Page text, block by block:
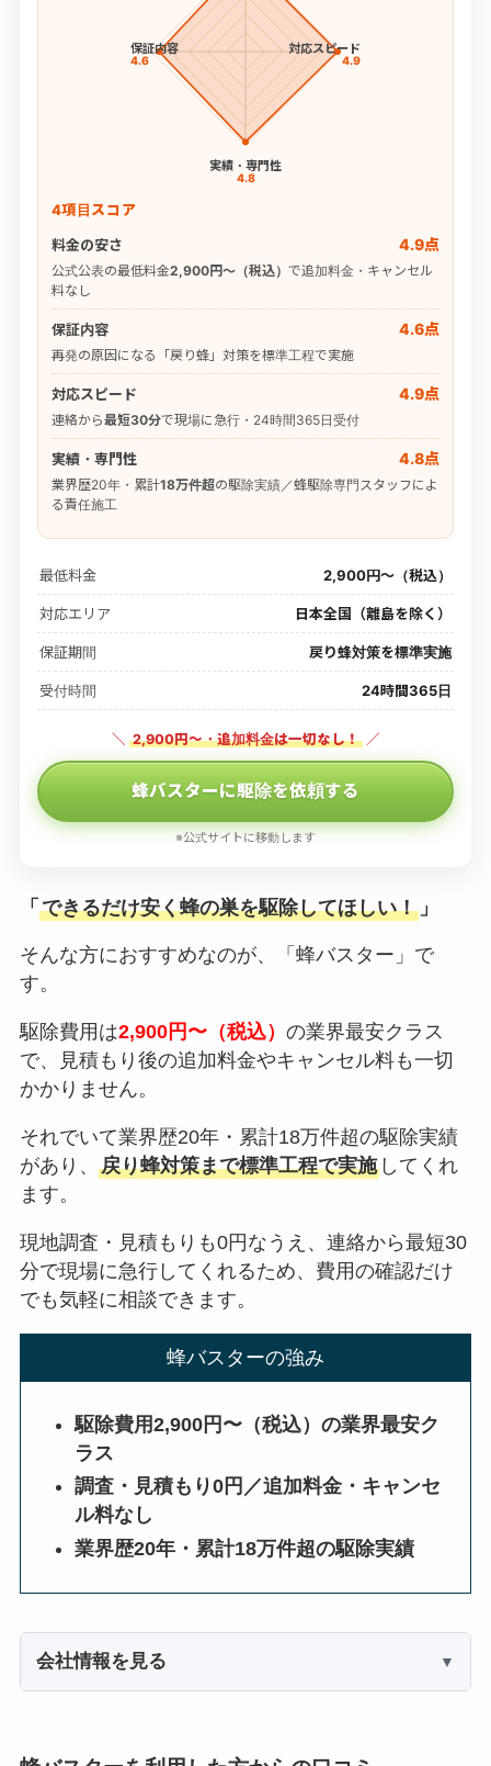
対応スピード
4.9
実績・専門性
4.8
保証内容
4.6
4項目スコア
料金の安さ
4.9点
公式公表の最低料金2,900円〜（税込） で追加料金・キャンセル
料なし
保証内容 4.6点
再発の原因になる「戻り蜂」対策を標準工程で実施
対応スピード 4.9点
連絡から最短30分で現場に急行・24時間365日受付
実績・専門性 4.8点
業界歴20年・累計18万件超の駆除実績／蜂駆除専門スタッフによ
る責任施工
最低料金 2,900円〜（税込）
対応エリア 日本全国（離島を除く）
保証期間 戻り蜂対策を標準実施
受付時間 24時間365日
＼ 2,900円〜・追加料金は一切なし！ ／
蜂バスターに駆除を依頼する
※公式サイトに移動します
「 できるだけ安く蜂の巣を駆除してほしい！」
そんな方におすすめなのが、「蜂バスター」で
す。
駆除費用は2,900円〜（税込） の業界最安クラス
で、見積もり後の追加料金やキャンセル料も一切
かかりません。
それでいて業界歴20年・累計18万件超の駆除実績
があり、 戻り蜂対策まで標準工程で実施してくれ
ます。
現地調査・見積もりも0円なうえ、連絡から最短30
分で現場に急行してくれるため、費用の確認だけ
でも気軽に相談できます。
蜂バスターの強み
駆除費用2,900円〜（税込）の業界最安ク
ラス
調査・見積もり0円／追加料金・キャンセ
ル料なし
業界歴20年・累計18万件超の駆除実績
会社情報を見る